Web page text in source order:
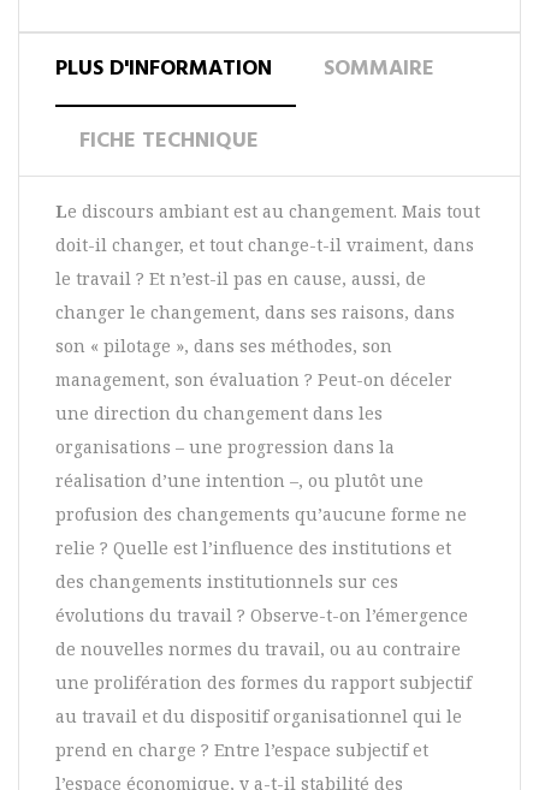
PLUS D'INFORMATION SOMMAIRE
FICHE TECHNIQUE
Le discours ambiant est au changement. Mais tout
doit-il changer, et tout change-t-il vraiment, dans
le travail ? Et n’est-il pas en cause, aussi, de
changer le changement, dans ses raisons, dans
son « pilotage », dans ses méthodes, son
management, son évaluation ? Peut-on déceler
une direction du changement dans les
organisations – une progression dans la
réalisation d’une intention –, ou plutôt une
profusion des changements qu’aucune forme ne
relie ? Quelle est l’influence des institutions et
des changements institutionnels sur ces
évolutions du travail ? Observe-t-on l’émergence
de nouvelles normes du travail, ou au contraire
une prolifération des formes du rapport subjectif
au travail et du dispositif organisationnel qui le
prend en charge ? Entre l’espace subjectif et
l’espace économique, y a-t-il stabilité des